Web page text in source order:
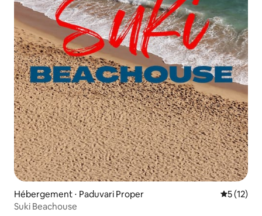
Hébergement ⋅ Paduvari Proper
5 (12)
Suki Beachouse